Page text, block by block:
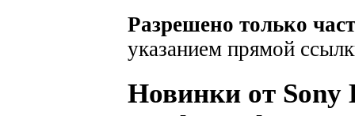
Разрешено только
указанием прямой
Новинки от Sony